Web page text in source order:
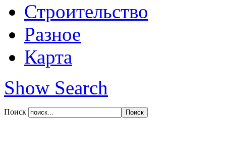
Строительство
Разное
Карта
Show Search
Поиск